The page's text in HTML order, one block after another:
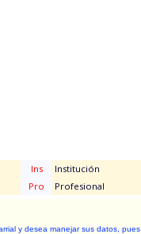
Ins Institución
Pro Profesional
y desea manejar sus datos, pues